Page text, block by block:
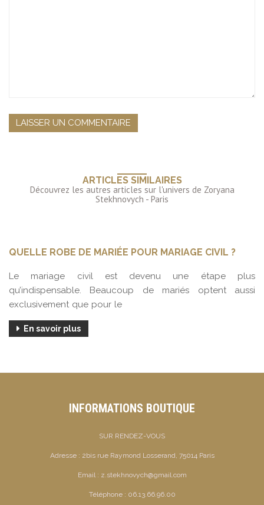
ARTICLES SIMILAIRES
QUELLE ROBE DE MARIÉE POUR MARIAGE CIVIL ?
Le mariage civil est devenu une étape plus
qu’indispensable. Beaucoup de mariés optent aussi
exclusivement que pour le
En savoir plus
INFORMATIONS BOUTIQUE
SUR RENDEZ-VOUS
Adresse : 2bis rue Raymond Losserand, 75014 Paris
Email : z.stekhnovych@gmail.com
Téléphone : 06.13.66.96.00